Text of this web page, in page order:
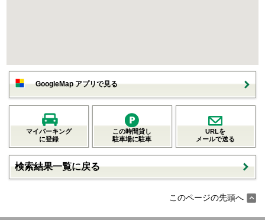
GoogleMap アプリで見る
マイパーキング
に登録
この時間貸し
駐車場に駐車
URLを
メールで送る
検索結果一覧に戻る
このページの先頭へ